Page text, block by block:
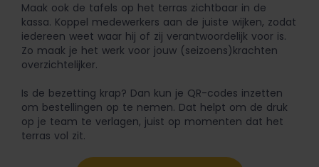
Maak ook de tafels op het terras zichtbaar in de
kassa. Koppel medewerkers aan de juiste wijken, zodat
iedereen weet waar hij of zij verantwoordelijk voor is.
Zo maak je het werk voor jouw (seizoens)krachten
overzichtelijker.
Is de bezetting krap? Dan kun je QR-codes inzetten
om bestellingen op te nemen. Dat helpt om de druk
op je team te verlagen, juist op momenten dat het
terras vol zit.